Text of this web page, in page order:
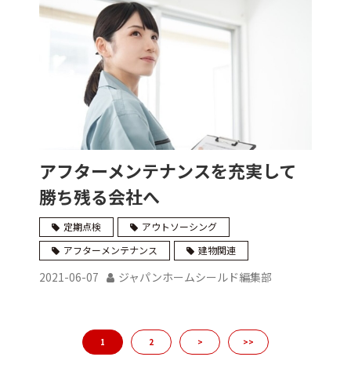
アフターメンテナンスを充実して
勝ち残る会社へ
定期点検
アウトソーシング
アフターメンテナンス
建物関連
2021-06-07 ジャパンホームシールド編集部
1 2 > >>